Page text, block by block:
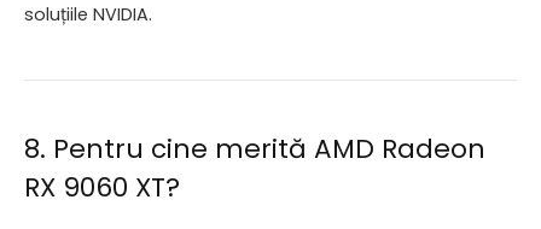
soluțiile NVIDIA.
8. Pentru cine merită AMD Radeon
RX 9060 XT?